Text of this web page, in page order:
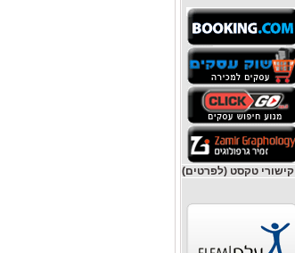
קישורי טקסט (לפרטים)